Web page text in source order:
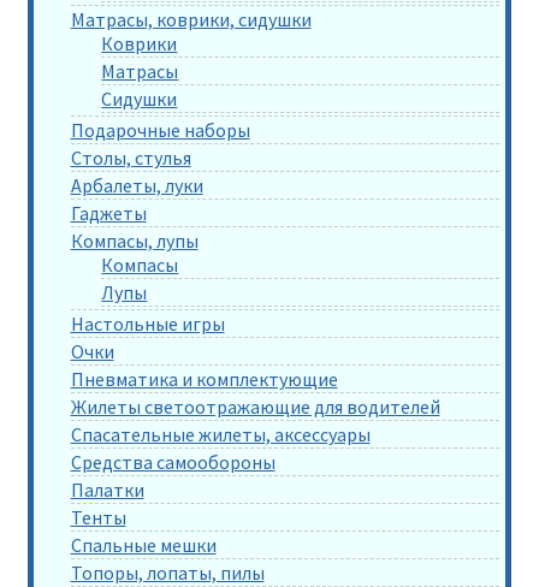
Матрасы, коврики, сидушки
Коврики
Матрасы
Сидушки
Подарочные наборы
Столы, стулья
Арбалеты, луки
Гаджеты
Компасы, лупы
Компасы
Лупы
Настольные игры
Очки
Пневматика и комплектующие
Жилеты светоотражающие для водителей
Спасательные жилеты, аксессуары
Средства самообороны
Палатки
Тенты
Спальные мешки
Топоры, лопаты, пилы